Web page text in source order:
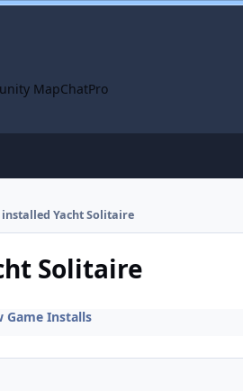
MapChatPro
installed Yacht Solitaire
Solitaire
Game Installs